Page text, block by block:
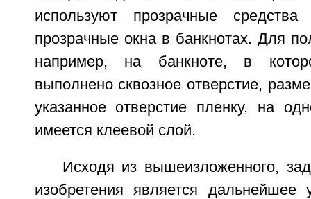
используют прозрачные
прозрачные окна в банкнотах. Для
например, на банкноте, в
выполнено сквозное отверстие,
указанное отверстие пленку, на
имеется клеевой слой.
Исходя из вышеизложенного,
изобретения является дальнейшее